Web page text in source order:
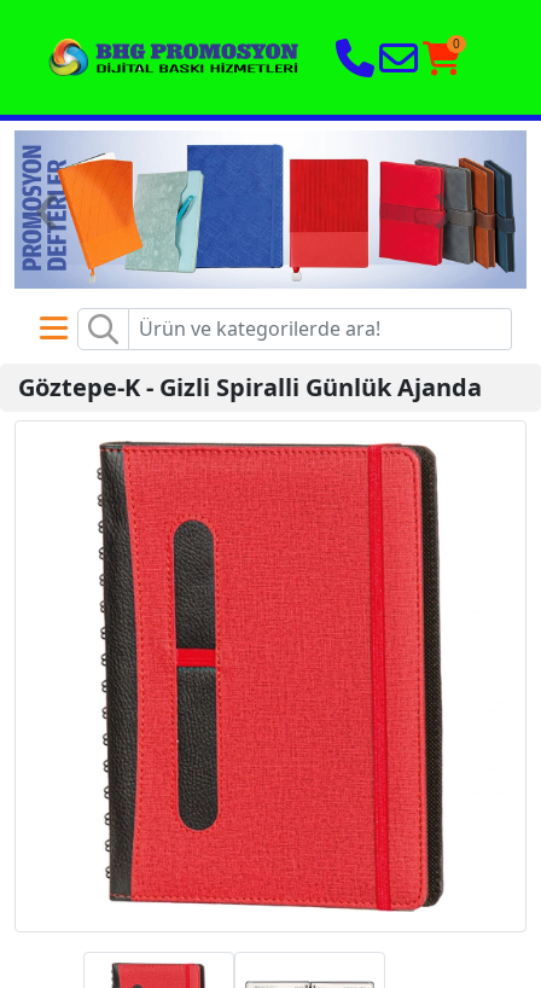
0
‹ ›
Göztepe-K- Gizli Spiralli Günlük Ajanda